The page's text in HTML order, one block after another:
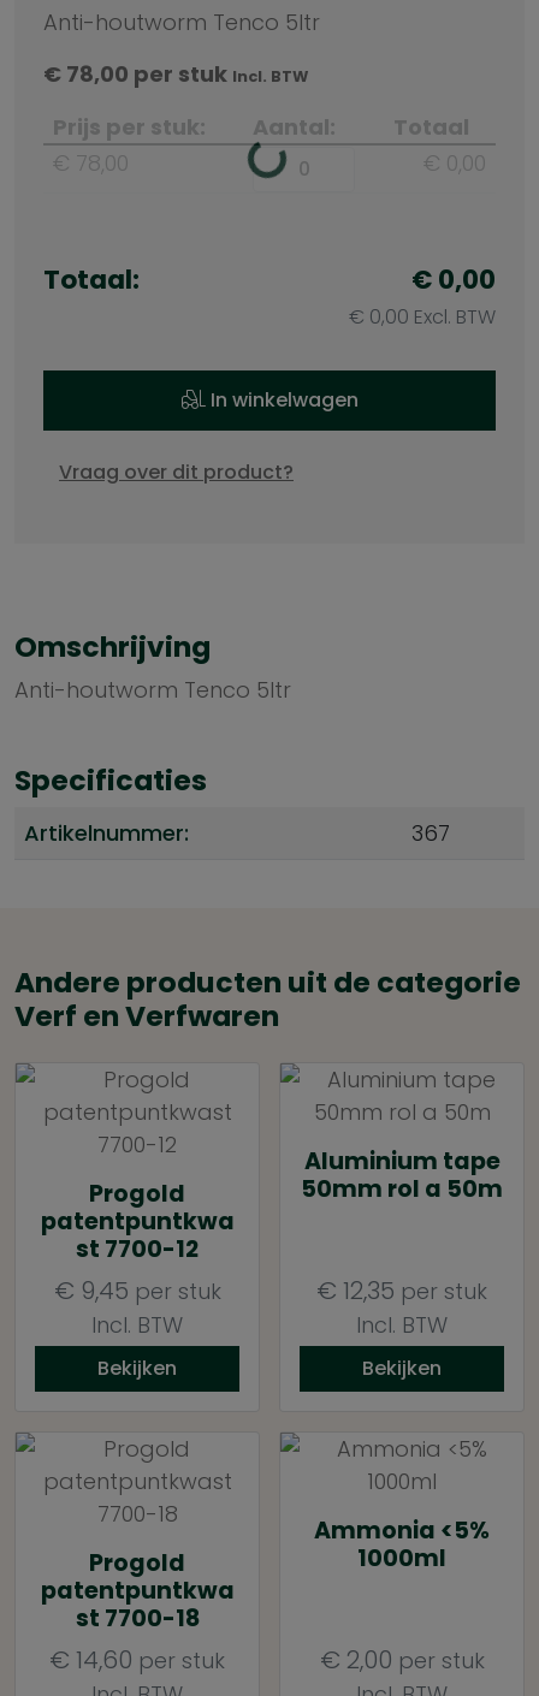
Anti-houtworm Tenco 5ltr
€ 78,00 per stuk Incl. BTW
Prijs per stuk: Aantal:
Totaal
€ 78,00
€ 0,00
Totaal: € 0,00
€ 0,00 Excl. BTW
In winkelwagen
Vraag over dit product?
Omschrijving
Anti-houtworm Tenco 5ltr
Specificaties
Artikelnummer: 367
Andere producten uit de categorie
Verf en Verfwaren
Progold
patentpuntkwa
st 7700-12
€ 9,45 per stuk
Incl. BTW
Bekijken
Aluminium tape
50mm rol a 50m
€ 12,35 per stuk
Incl. BTW
Bekijken
Progold
patentpuntkwa
st 7700-18
€ 14,60 per stuk
Ammonia <5%
1000ml
€ 2,00 per stuk